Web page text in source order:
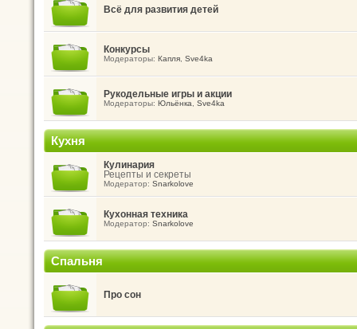
Всё для развития детей
Конкурсы
Модераторы: Капля, Sve4ka
Рукодельные игры и акции
Модераторы: Юльёнка Sve4ka
Кухня
Кулинария
Рецепты и секреты
Модератор: Snarkolove
Кухонная техника
Модератор: Snarkolove
Спальня
Про сон